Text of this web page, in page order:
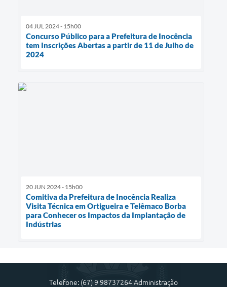
04 JUL 2024 - 15h00
Concurso Público para a Prefeitura de Inocência
tem Inscrições Abertas a partir de 11 de Julho de
2024
20 JUN 2024 - 15h00
Comitiva da Prefeitura de Inocência Realiza
Visita Técnica em Ortigueira e Telêmaco Borba
para Conhecer os Impactos da Implantação de
Indústrias
Telefone: (67) 9 98737264 Administração